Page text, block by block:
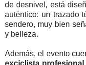
de desnivel, está
auténtico: un trazado
sendero, muy bien
y belleza.
Además, el evento
exciclista